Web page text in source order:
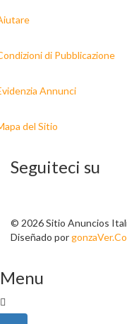
di Pubblicazione
Annunci
del Sitio
Seguiteci su
© 2026 Sitio Anuncios
Diseñado por
Menu